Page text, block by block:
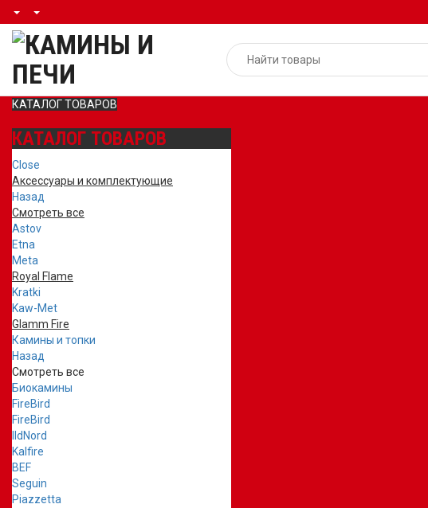
КАТАЛОГ ТОВАРОВ
КАТАЛОГ ТОВАРОВ
Close
Аксессуары и комплектующие
Назад
Смотреть все
Astov
Etna
Meta
Royal Flame
Kratki
Kaw-Met
Glamm Fire
Камины и топки
Назад
Смотреть все
Биокамины
FireBird
FireBird
IldNord
Kalfire
BEF
Seguin
Piazzetta